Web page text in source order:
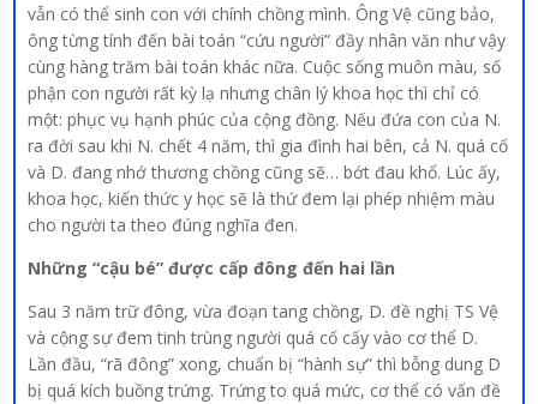
vẫn có thể sinh con với chính chồng mình. Ông Vệ cũng bảo,
ông từng tính đến bài toán “cứu người” đầy nhân văn như vậy
cùng hàng trăm bài toán khác nữa. Cuộc sống muôn màu, số
phận con người rất kỳ lạ nhưng chân lý khoa học thì chỉ có
một: phục vụ hạnh phúc của cộng đồng. Nếu đứa con của N.
ra đời sau khi N. chết 4 năm, thì gia đình hai bên, cả N. quá cố
và D. đang nhớ thương chồng cũng sẽ… bớt đau khổ. Lúc ấy,
khoa học, kiến thức y học sẽ là thứ đem lại phép nhiệm màu
cho người ta theo đúng nghĩa đen.
Những “cậu bé” được cấp đông đến hai lần
Sau 3 năm trữ đông, vừa đoạn tang chồng, D. đề nghị TS Vệ
và cộng sự đem tinh trùng người quá cố cấy vào cơ thể D.
Lần đầu, “rã đông” xong, chuẩn bị “hành sự” thì bỗng dung D
bị quá kích buồng trứng. Trứng to quá mức, cơ thể có vấn đề